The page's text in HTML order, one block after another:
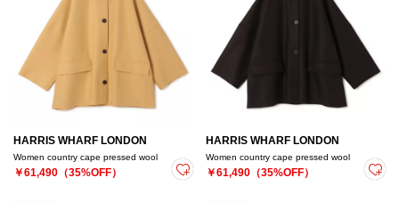
HARRIS WHARF LONDON
Women country cape pressed wool
￥61,490（35%OFF）
HARRIS WHARF LONDON
Women country cape pressed wool
￥61,490（35%OFF）